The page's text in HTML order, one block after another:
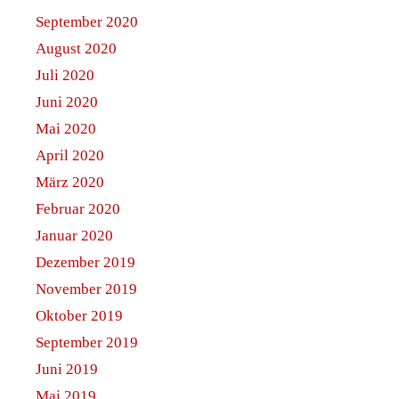
September 2020
August 2020
Juli 2020
Juni 2020
Mai 2020
April 2020
März 2020
Februar 2020
Januar 2020
Dezember 2019
November 2019
Oktober 2019
September 2019
Juni 2019
Mai 2019